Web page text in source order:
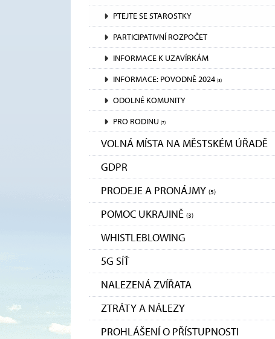
PTEJTE SE STAROSTKY
PARTICIPATIVNÍ ROZPOČET
INFORMACE K UZAVÍRKÁM
INFORMACE: POVODNĚ 2024 (3)
ODOLNÉ KOMUNITY
PRO RODINU (7)
VOLNÁ MÍSTA NA MĚSTSKÉM ÚŘADĚ
GDPR
PRODEJE A PRONÁJMY (5)
POMOC UKRAJINĚ (3)
WHISTLEBLOWING
5G SÍŤ
NALEZENÁ ZVÍŘATA
ZTRÁTY A NÁLEZY
PROHLÁŠENÍ O PŘÍSTUPNOSTI